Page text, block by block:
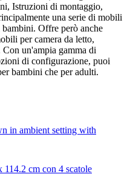
Istruzioni di montaggio,
una serie di mobili
Offre però anche
per camera da letto,
un'ampia gamma di
di configurazione, puoi
bambini che per adulti.
cm con 4 scatole